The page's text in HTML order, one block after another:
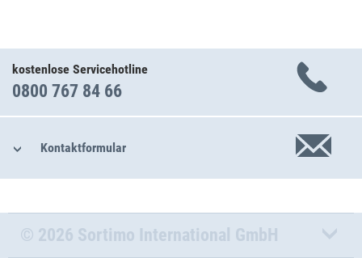
kostenlose Servicehotline
0800 767 84 66
Kontaktformular
© 2026 Sortimo International GmbH